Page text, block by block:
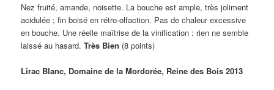
Nez fruité, amande, noisette. La bouche est ample, très joliment
acidulée ; fin boisé en rétro-olfaction. Pas de chaleur excessive
en bouche. Une réelle maîtrise de la vinification : rien ne semble
laissé au hasard.Très Bien (8 points)
Lirac Blanc, Domaine de la Mordorée, Reine des Bois 2013